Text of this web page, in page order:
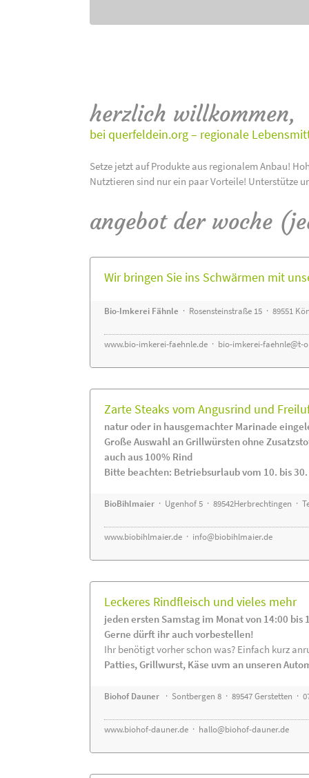
herzlich willkommen,
bei querfeldein.org – regionale
Setze jetzt auf Produkte aus regionalem Anbau!
Nutztieren sind nur ein paar Vorteile! Unterstütze
angebot der woche
Wir bringen Sie ins Schwärmen mit
Bio-Imkerei Fähnle · Rosensteinstraße 15 · 89551
www.bio-imkerei-faehnle.de · bio-imkerei-faehnle@t-
Zarte Steaks vom Angusrind und
natur oder in hausgemachter Marinade
Große Auswahl an Grillwürsten ohne
auch aus 100% Rind
Bitte beachten: Betriebsurlaub vom 10. bis
BioBihlmaier · Ugenhof 5 · 89542Herbrechtingen ·
www.biobihlmaier.de · info@biobihlmaier.de
Leckeres Rindfleisch und vieles mehr
jeden ersten Samstag im Monat von 14:00 bis
Gerne dürft ihr auch vorbestellen!
Ihr benötigt vorher schon was? Einfach kurz
Patties, Grillwurst, Käse uvm an unseren
Biohof Dauner · Sontbergen 8 · 89547 Gerstetten ·
www.biohof-dauner.de · hallo@biohof-dauner.de